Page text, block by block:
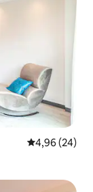
4,96 de uma
4,96 (24)